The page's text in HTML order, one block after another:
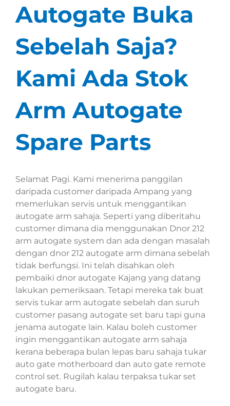
Autogate Buka
Sebelah Saja?
Kami Ada Stok
Arm Autogate
Spare Parts
Selamat Pagi. Kami menerima panggilan
daripada customer daripada Ampang yang
memerlukan servis untuk menggantikan
autogate arm sahaja. Seperti yang diberitahu
customer dimana dia menggunakan Dnor 212
arm autogate system dan ada dengan masalah
dengan dnor 212 autogate arm dimana sebelah
tidak berfungsi. Ini telah disahkan oleh
pembaiki dnor autogate Kajang yang datang
lakukan pemeriksaan. Tetapi mereka tak buat
servis tukar arm autogate sebelah dan suruh
customer pasang autogate set baru tapi guna
jenama autogate lain. Kalau boleh customer
ingin menggantikan autogate arm sahaja
kerana beberapa bulan lepas baru sahaja tukar
auto gate motherboard dan auto gate remote
control set. Rugilah kalau terpaksa tukar set
autogate baru.